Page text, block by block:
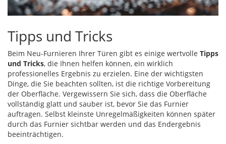
Tipps und Tricks
Beim Neu-Furnieren Ihrer Türen gibt es einige wertvolle Tipps
und Tricks, die Ihnen helfen können, ein wirklich
professionelles Ergebnis zu erzielen. Eine der wichtigsten
Dinge, die Sie beachten sollten, ist die richtige Vorbereitung
der Oberfläche. Vergewissern Sie sich, dass die Oberfläche
vollständig glatt und sauber ist, bevor Sie das Furnier
auftragen. Selbst kleinste Unregelmäßigkeiten können später
durch das Furnier sichtbar werden und das Endergebnis
beeinträchtigen.